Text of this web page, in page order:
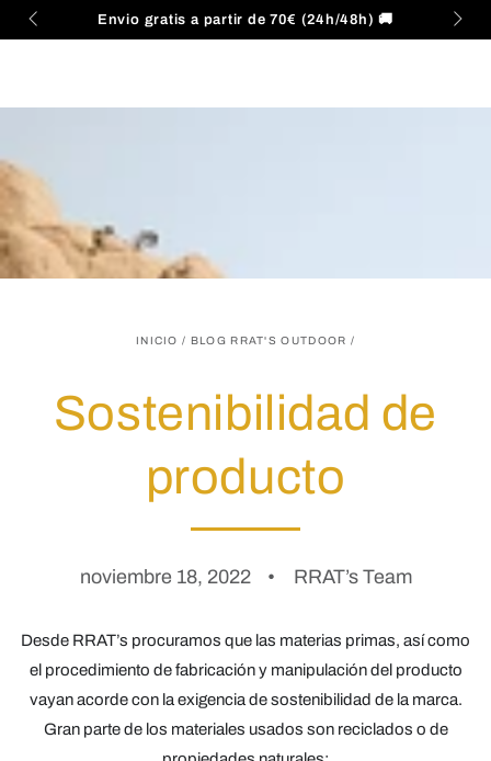
IR AL
CONTENIDO
Envio gratis a partir de 70€ (24h/48h) 🚚
INICIO / BLOG RRAT'S OUTDOOR /
Sostenibilidad de
producto
noviembre 18, 2022 RRAT’s Team
Desde RRAT’s procuramos que las materias primas, así como
el procedimiento de fabricación y manipulación del producto
vayan acorde con la exigencia de sostenibilidad de la marca.
Gran parte de los materiales usados son reciclados o de